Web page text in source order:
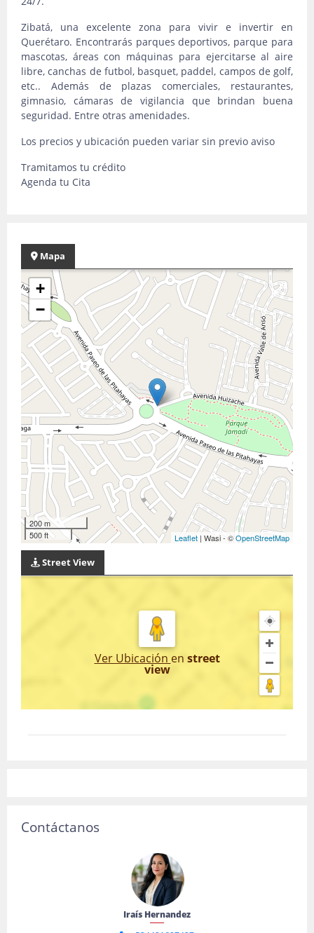
Zibatá, una excelente zona para vivir e invertir en
Querétaro. Encontrarás parques deportivos, parque para
mascotas, áreas con máquinas para ejercitarse al aire
libre, canchas de futbol, basquet, paddel, campos de golf,
etc.. Además de plazas comerciales, restaurantes,
gimnasio, cámaras de vigilancia que brindan buena
seguridad. Entre otras amenidades.
Los precios y ubicación pueden variar sin previo aviso
Tramitamos tu crédito
Agenda tu Cita
Mapa
+
−
200 m
500 ft
Leaflet | Wasi - ©OpenStreetMap
Street View
Ver Ubicación en street
view
Contáctanos
Iraís Hernandez